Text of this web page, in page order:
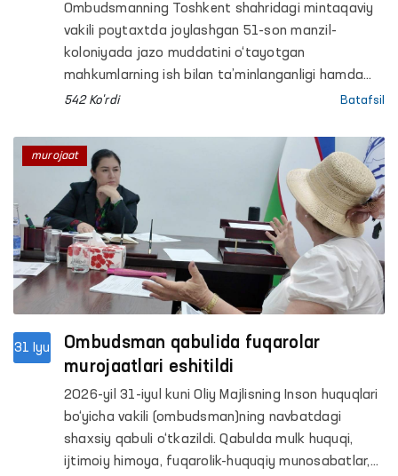
obyektlardagi sharoitlar yaxshilandi
Ombudsmanning Toshkent shahridagi mintaqaviy
vakili poytaxtda joylashgan 51-son manzil-
koloniyada jazo muddatini o‘tayotgan
mahkumlarning ish bilan ta’minlanganligi hamda
ular mehnat qilayotgan ishlab chiqarish
542 Ko'rdi Batafsil
31 Iyu
Ombudsman qabulida fuqarolar
murojaatlari eshitildi
2026-yil 31-iyul kuni Oliy Majlisning Inson huquqlari
bo‘yicha vakili (ombudsman)ning navbatdagi
shaxsiy qabuli o‘tkazildi. Qabulda mulk huquqi,
ijtimoiy himoya, fuqarolik-huquqiy munosabatlar,
murojaat